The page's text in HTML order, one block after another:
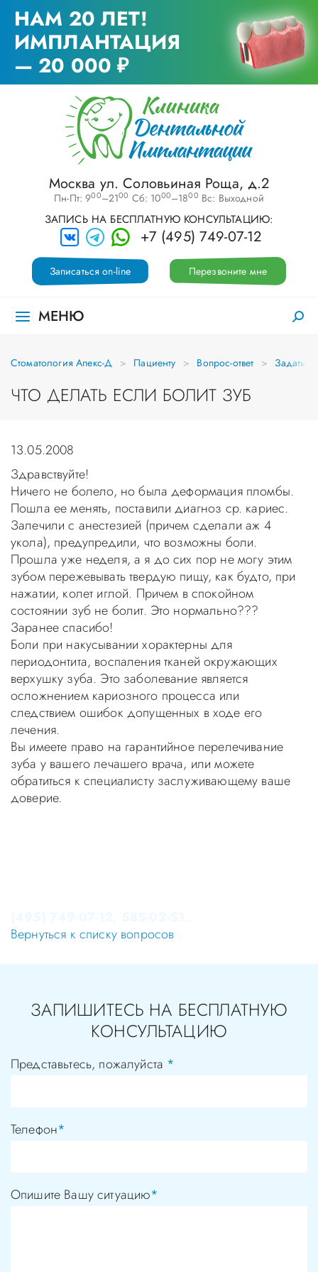
НАМ 20 ЛЕТ!
ИМПЛАНТАЦИЯ
— 20 000 ₽
Москва ул. Соловьиная Роща, д.2
Пн-Пт: 900–2100 Сб: 1000–1800 Вс: Выходной
ЗАПИСЬ НА БЕСПЛАТНУЮ КОНСУЛЬТАЦИЮ:
+7 (495) 749-07-12
Перезвоните мне
Записаться on-line
МЕНЮ
Стоматология Апекс-Д Пациенту Вопрос-ответ Задать
ЧТО ДЕЛАТЬ ЕСЛИ БОЛИТ ЗУБ
13.05.2008
Здравствуйте!
Ничего не болело, но была деформация пломбы.
Пошла ее менять, поставили диагноз ср. кариес.
Залечили с анестезией (причем сделали аж 4
укола), предупредили, что возможны боли.
Прошла уже неделя, а я до сих пор не могу этим
зубом пережевывать твердую пищу, как будто, при
нажатии, колет иглой. Причем в спокойном
состоянии зуб не болит. Это нормально???
Заранее спасибо!
Боли при накусывании хорактерны для
периодонтита, воспаления тканей окружающих
верхушку зуба. Это заболевание является
осложнением кариозного процесса или
следствием ошибок допущенных в ходе его
лечения.
Вы имеете право на гарантийное перелечивание
зуба у вашего лечашего врача, или можете
обратиться к специалисту заслуживающему ваше
доверие.
Вернуться к списку вопросов
ЗАПИШИТЕСЬ НА БЕСПЛАТНУЮ
КОНСУЛЬТАЦИЮ
Представьтесь, пожалуйста *
Телефон*
Опишите Вашу ситуацию*